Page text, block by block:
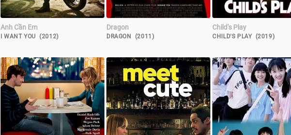
Anh Cần Em
I WANT YOU (2012)
Dragon
DRAGON (2011)
Child’s Play
CHILD'S PLAY (2019)